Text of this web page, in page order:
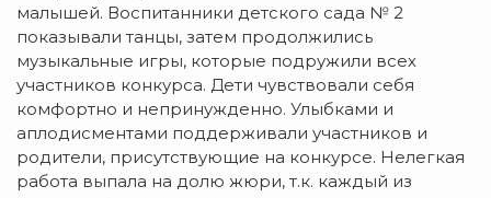
малышей. Воспитанники детского сада № 2
показывали танцы, затем продолжились
музыкальные игры, которые подружили всех
участников конкурса. Дети чувствовали себя
комфортно и непринужденно. Улыбками и
аплодисментами поддерживали участников и
родители, присутствующие на конкурсе. Нелегкая
работа выпала на долю жюри, т.к. каждый из